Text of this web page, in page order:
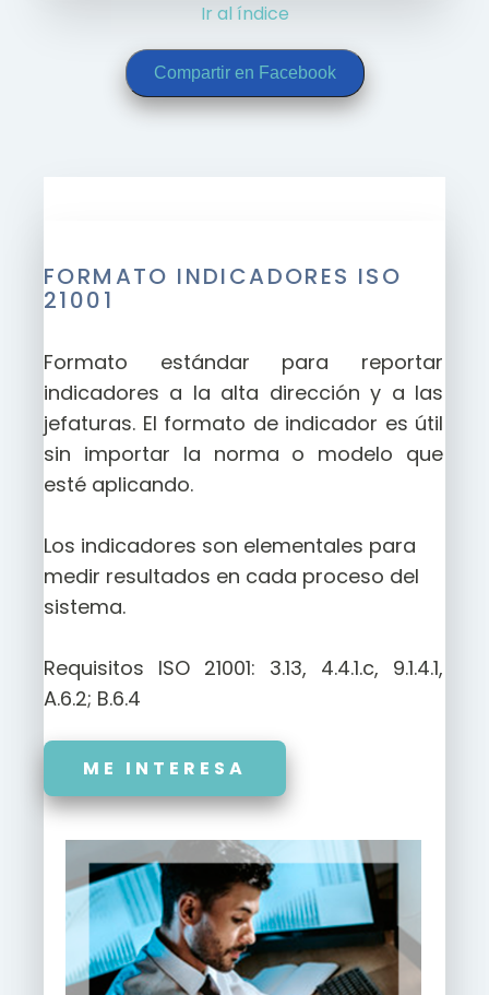
Ir al índice
Compartir en Facebook
FORMATO INDICADORES ISO
21001
Formato estándar para reportar
indicadores a la alta dirección y a las
jefaturas. El formato de indicador es útil
sin importar la norma o modelo que
esté aplicando.
Los indicadores son elementales para
medir resultados en cada proceso del
sistema.
Requisitos ISO 21001: 3.13, 4.4.1.c, 9.1.4.1,
A.6.2; B.6.4
ME INTERESA